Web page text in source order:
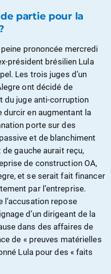
partie pour la
prononcée mercredi
président brésilien Lula
Les trois juges d’un
ont décidé de
du juge anti-corruption
durcir en augmentant la
porte sur des
et de blanchiment
de gauche aurait reçu,
de construction OA,
et se serait fait financer
par l’entreprise.
l’accusation repose
d’un dirigeant de la
dans des affaires de
de « preuves matérielles
Lula pour des « faits